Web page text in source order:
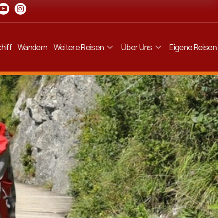
Wandern Weitere Reisen Über Uns Eigene Reisen